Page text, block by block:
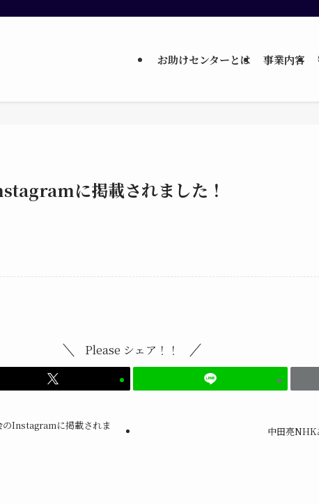
お助けセンターとは 事業内容
に掲載されました！
Please シェア！！
のInstagramに掲載されま
中田亮NHK